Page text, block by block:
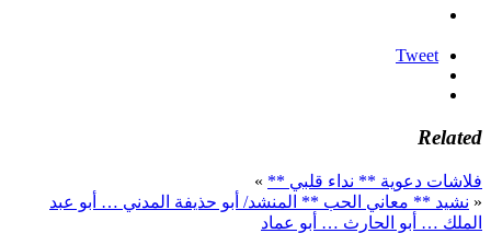
Tweet
Related
فلاشات دعوية ** نداء قلبي ** »
« نشيد ** معاني الحب ** المنشد/ أبو حذيفة المدني … أبو عبد
الملك … أبو الحارث … أبو عماد